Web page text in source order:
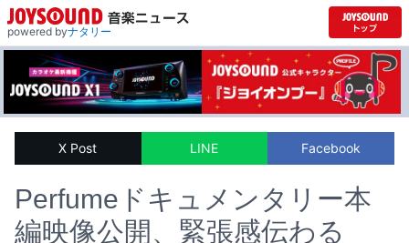
powered byナタリー
X Post LINE Facebook
Perfumeドキュメンタリー本
編映像公開、緊張感伝わる